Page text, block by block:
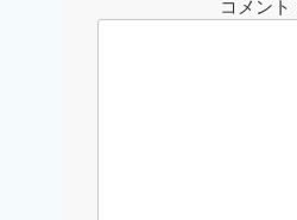
コメント